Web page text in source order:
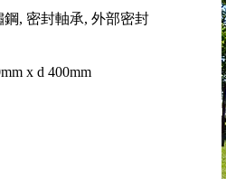
, 密封軸承, 外部密封
x d 400mm